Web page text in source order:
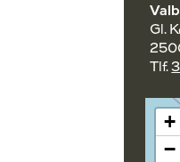
har
Gl.
Tlf.